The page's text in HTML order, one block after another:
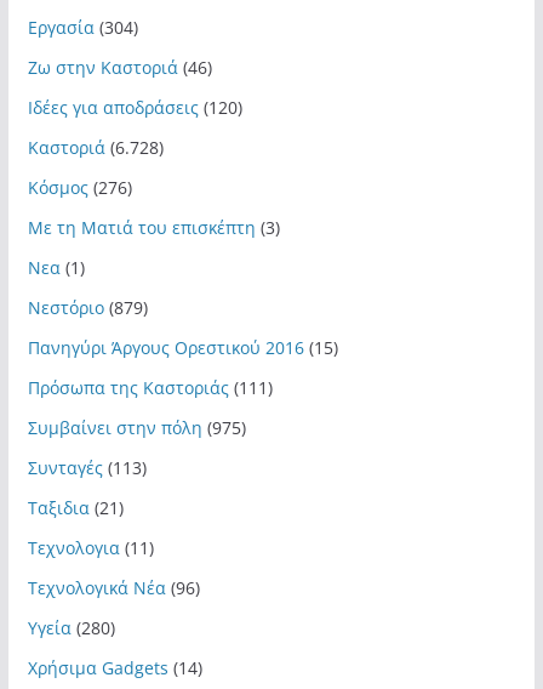
Εργασία(304)
Ζω στην Καστοριά(46)
Ιδέες για αποδράσεις(120)
Καστοριά(6.728)
Κόσμος(276)
Με τη Ματιά του επισκέπτη (3)
Νεα(1)
Νεστόριο(879)
Πανηγύρι Άργους Ορεστικού 2016(15)
Πρόσωπα της Καστοριάς(111)
Συμβαίνει στην πόλη (975)
Συνταγές(113)
Ταξιδια(21)
Τεχνολογια(11)
Τεχνολογικά Νέα(96)
Υγεία(280)
Χρήσιμα Gadgets (14)